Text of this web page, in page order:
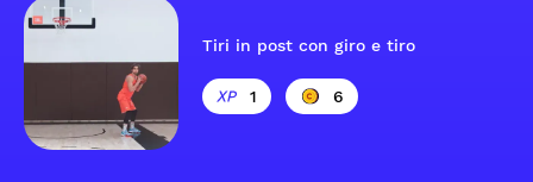
Tiri in post con giro e tiro
1 6